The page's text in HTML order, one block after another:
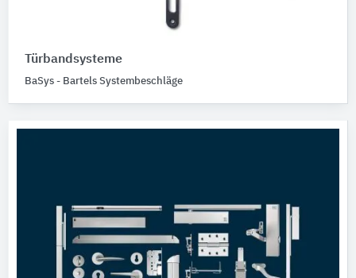
Türbandsysteme
BaSys - Bartels Systembeschläge